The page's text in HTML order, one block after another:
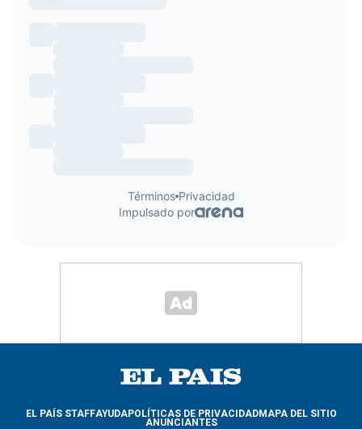
EL PAÍS STAFFAYUDAPOLÍTICAS DE PRIVACIDADMAPA DEL SITIO
ANUNCIANTES